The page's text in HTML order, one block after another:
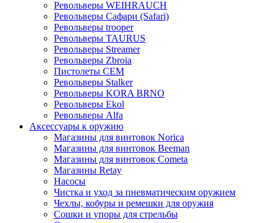
Револьверы WEIHRAUCH
Револьверы Сафари (Safari)
Револьверы trooper
Револьверы TAURUS
Револьверы Streamer
Револьверы Zbroia
Пистолеты СЕМ
Револьверы Stalker
Револьверы KORA BRNO
Револьверы Ekol
Револьверы Alfa
Аксессуары к оружию
Магазины для винтовок Norica
Магазины для винтовок Beeman
Магазины для винтовок Cometa
Магазины Retay
Насосы
Чистка и уход за пневматическим оружием
Чехлы, кобуры и ремешки для оружия
Сошки и упоры для стрельбы